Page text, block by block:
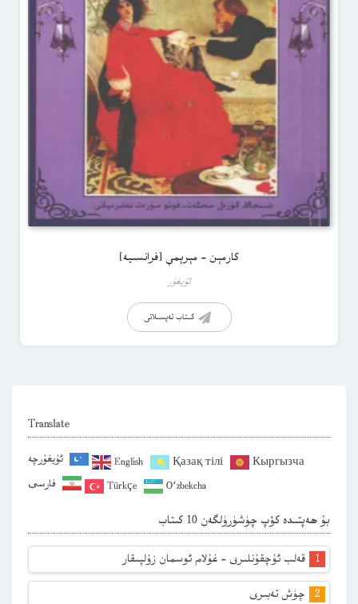
كارمېن – مېرېمې [فرانسىيە]
ئۇيغۇر
كىتاب تەپسىلاتى
Translate
ئۇيغۇرچە English Қазақ тілі
Кыргызча
فارسی
Türkçe O‘zbekcha
بۇ ھەپتىدە كۆپ چۈشۈرۈلگەن 10 كىتاب
قەلب ئۇچقۇنلىرى – غۇلام ئوسمان زۇلپىقار
چۈش تەبىرى